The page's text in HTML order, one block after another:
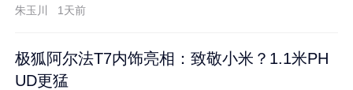
朱玉川 1天前
极狐阿尔法T7内饰亮相：致敬小米？1.1米PH
UD更猛